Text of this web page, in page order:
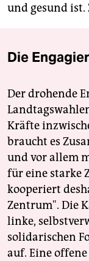
und gesund ist.
Die
Der drohende
Kräfte
braucht es
und vor allem
für eine starke
kooperiert
Zentrum". Die
linke,
solidarischen
auf. Eine